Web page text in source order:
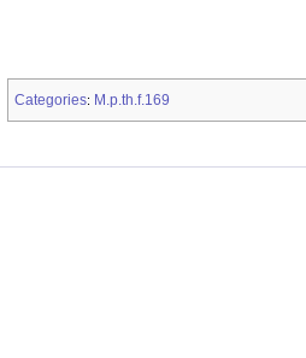
Categories: M.p.th.f.169